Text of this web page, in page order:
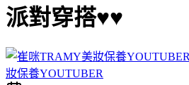
派對穿搭♥♥
妝保養YOUTUBER